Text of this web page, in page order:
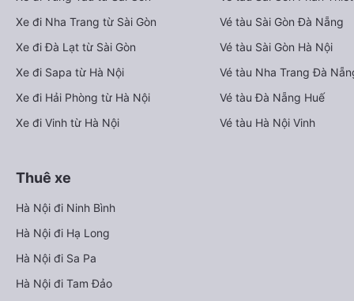
Xe đi Nha Trang từ Sài Gòn
Xe đi Đà Lạt từ Sài Gòn
Xe đi Sapa từ Hà Nội
Xe đi Hải Phòng từ Hà Nội
Xe đi Vinh từ Hà Nội
Vé tàu Sài Gòn Đà Nẵng
Vé tàu Sài Gòn Hà Nội
Vé tàu Nha Trang Đà
Vé tàu Đà Nẵng Huế
Vé tàu Hà Nội Vinh
Thuê xe
Hà Nội đi Ninh Bình
Hà Nội đi Hạ Long
Hà Nội đi Sa Pa
Hà Nội đi Tam Đảo